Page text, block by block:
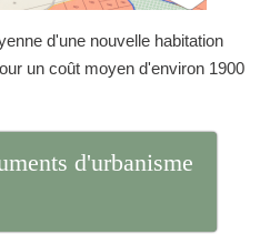
d'une nouvelle habitation
un coût moyen d'environ 1900
d'urbanisme